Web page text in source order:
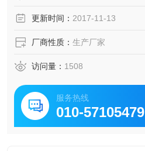
量。更新时间： 2017-11-13
厂商性质： 生产厂家
访问量： 1508
服务热线
010-57105479